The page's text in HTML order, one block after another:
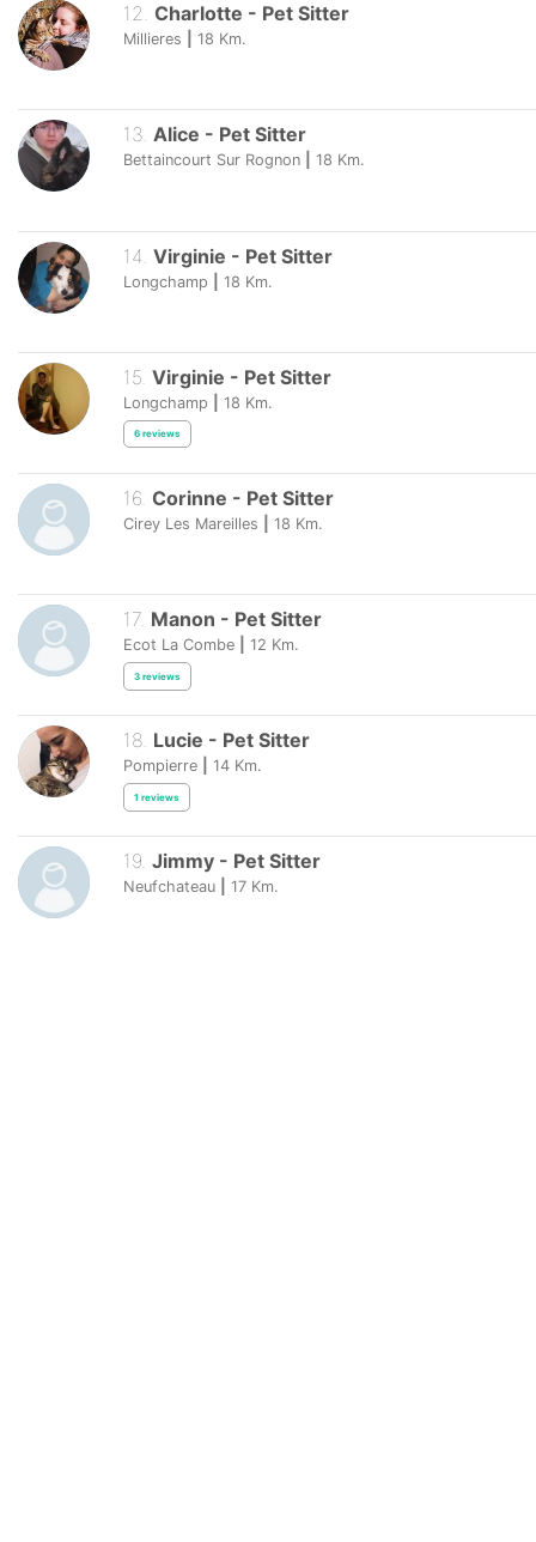
12. Charlotte - Pet Sitter
Millieres 18 Km.
13. Alice - Pet Sitter
Bettaincourt Sur Rognon 18 Km.
14 Virginie - Pet Sitter
Longchamp 18 Km.
15 Virginie - Pet Sitter
Longchamp 18 Km.
6 reviews
16 Corinne - Pet Sitter
Cirey Les Mareilles 18 Km.
17. Manon - Pet Sitter
Ecot La Combe 12 Km.
3 reviews
18. Lucie - Pet Sitter
Pompierre 14 Km.
1 reviews
19. Jimmy - Pet Sitter
Neufchateau 17 Km.